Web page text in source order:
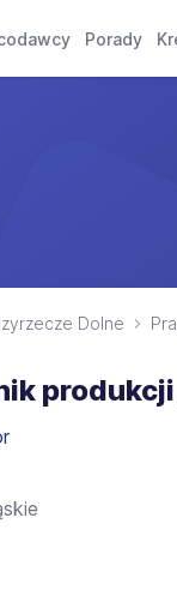
Porady
Dolne